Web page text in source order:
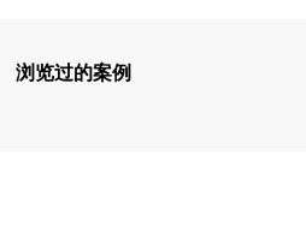
浏览过的案例